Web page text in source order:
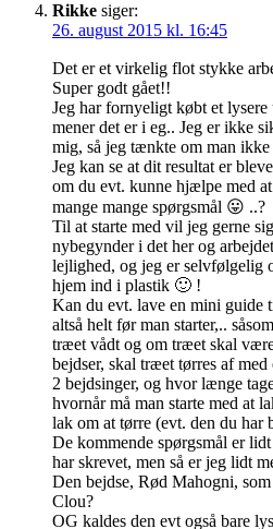
Rikke siger:
26. august 2015 kl. 16:45
Det er et virkelig flot stykke
Super godt gået!!
Jeg har fornyeligt købt et
mener det er i eg.. Jeg er ikke
mig, så jeg tænkte om man
Jeg kan se at dit resultat er
om du evt. kunne hjælpe med
mange mange spørgsmål 😛 ..?
Til at starte med vil jeg gerne
nybegynder i det her og
lejlighed, og jeg er selvfølgelig
hjem ind i plastik 🙂 !
Kan du evt. lave en mini guide
altså helt før man starter,..
træet vådt og om træet skal
bejdser, skal træet tørres af
2 bejdsinger, og hvor længe
hvornår må man starte med at
lak om at tørre (evt. den du
De kommende spørgsmål er
har skrevet, men så er jeg lidt
Den bejdse, Rød Mahogni,
Clou?
OG kaldes den evt også bare